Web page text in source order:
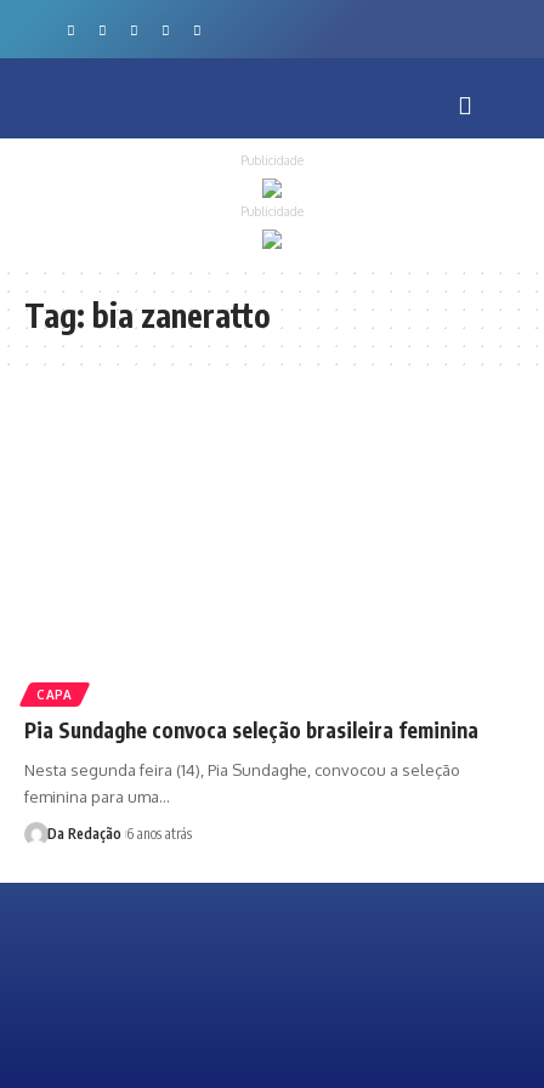
Publicidade
Publicidade
Tag: bia zaneratto
CAPA
Pia Sundaghe convoca seleção brasileira feminina
Nesta segunda feira (14), Pia Sundaghe, convocou a seleção
feminina para uma…
Da Redação 6 anos atrás